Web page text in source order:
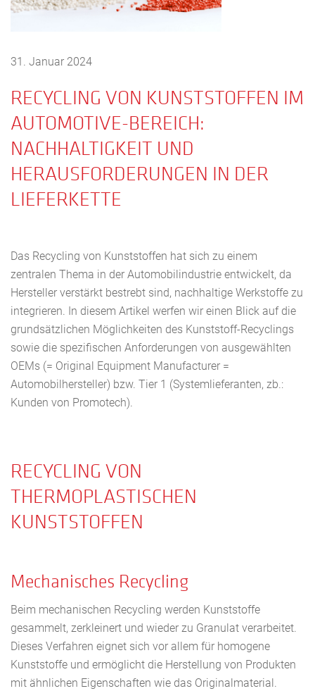
31. Januar 2024
RECYCLING VON KUNSTSTOFFEN IM
AUTOMOTIVE-BEREICH:
NACHHALTIGKEIT UND
HERAUSFORDERUNGEN IN DER
LIEFERKETTE
Das Recycling von Kunststoffen hat sich zu einem
zentralen Thema in der Automobilindustrie entwickelt, da
Hersteller verstärkt bestrebt sind, nachhaltige Werkstoffe zu
integrieren. In diesem Artikel werfen wir einen Blick auf die
grundsätzlichen Möglichkeiten des Kunststoff-Recyclings
sowie die spezifischen Anforderungen von ausgewählten
OEMs (= Original Equipment Manufacturer =
Automobilhersteller) bzw. Tier 1 (Systemlieferanten, zb.:
Kunden von Promotech).
RECYCLING VON
THERMOPLASTISCHEN
KUNSTSTOFFEN
Mechanisches Recycling
Beim mechanischen Recycling werden Kunststoffe
gesammelt, zerkleinert und wieder zu Granulat verarbeitet.
Dieses Verfahren eignet sich vor allem für homogene
Kunststoffe und ermöglicht die Herstellung von Produkten
mit ähnlichen Eigenschaften wie das Originalmaterial.